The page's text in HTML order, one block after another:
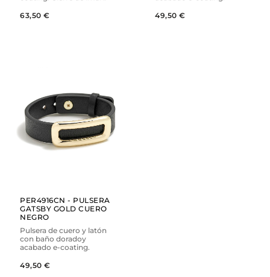
63,50 €
49,50 €
VER AÑADIR
PER4916CN - PULSERA
GATSBY GOLD CUERO
NEGRO
Pulsera de cuero y latón
con baño doradoy
acabado e-coating.
49,50 €